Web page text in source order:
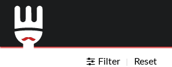
Filter Reset